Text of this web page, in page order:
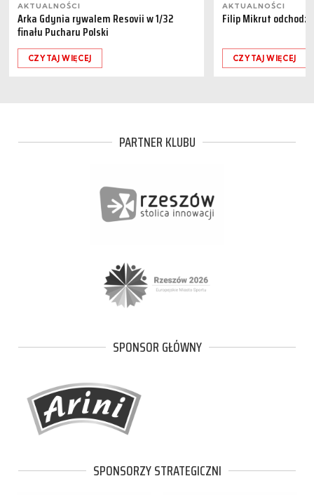
AKTUALNOŚCI
Arka Gdynia rywalem Resovii w 1/32
finału Pucharu Polski
CZYTAJ WIĘCEJ
AKTUALNOŚCI
Filip Mikrut
CZYTAJ WIĘCEJ
PARTNER KLUBU
SPONSOR GŁÓWNY
SPONSORZY STRATEGICZNI